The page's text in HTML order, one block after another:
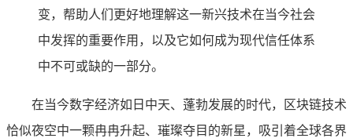
变，帮助人们更好地理解这一新兴技术在当今社会
中发挥的重要作用，以及它如何成为现代信任体系
中不可或缺的一部分。
在当今数字经济如日中天、蓬勃发展的时代，区块链技术
恰似夜空中一颗冉冉升起、璀璨夺目的新星，吸引着全球各界